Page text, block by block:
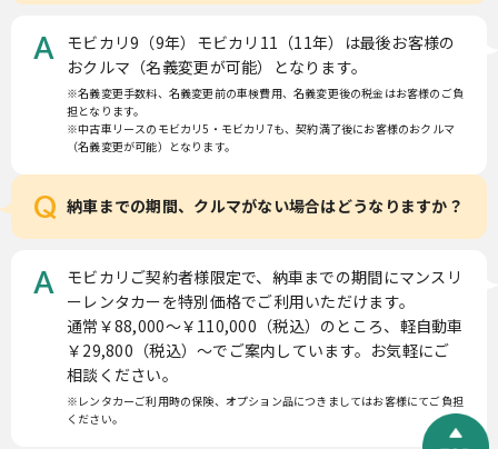
A
モビカリ9（9年）モビカリ11（11年）は最後お客様の
おクルマ（名義変更が可能）となります。
※名義変更手数料、名義変更前の車検費用、名義変更後の税金はお客様のご負
担となります。
※中古車リースのモビカリ5・モビカリ7も、契約満了後にお客様のおクルマ
（名義変更が可能）となります。
Q 納車までの期間、クルマがない場合はどうなりますか？
A
モビカリご契約者様限定で、納車までの期間にマンスリ
ーレンタカーを特別価格でご利用いただけます。
通常￥88,000〜￥110,000（税込）のところ、軽自動車
￥29,800（税込）〜でご案内しています。お気軽にご
相談ください。
※レンタカーご利用時の保険、オプション品につきましてはお客様にてご負担
ください。